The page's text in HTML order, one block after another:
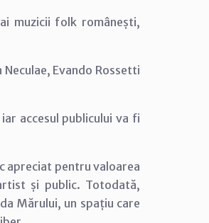
muzicii folk românești,
Evando Rossetti
accesul publicului va fi
apreciat pentru valoarea
și public. Totodată,
Mărului, un spațiu care